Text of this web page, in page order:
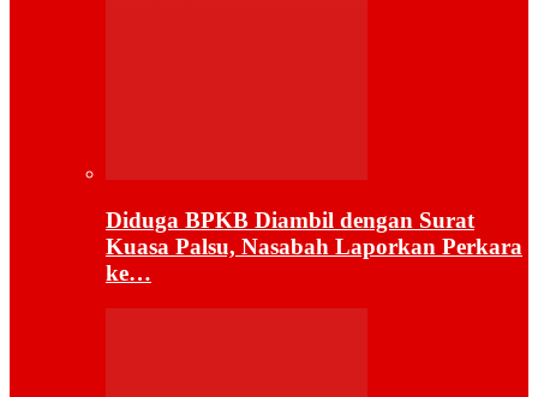
Diduga BPKB Diambil dengan Surat
Kuasa Palsu, Nasabah Laporkan Perkara
ke…